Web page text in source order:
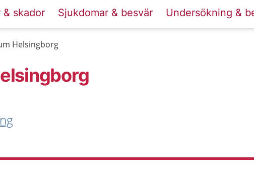
& skador Sjukdomar & besvär Undersökning &
Helsingborg